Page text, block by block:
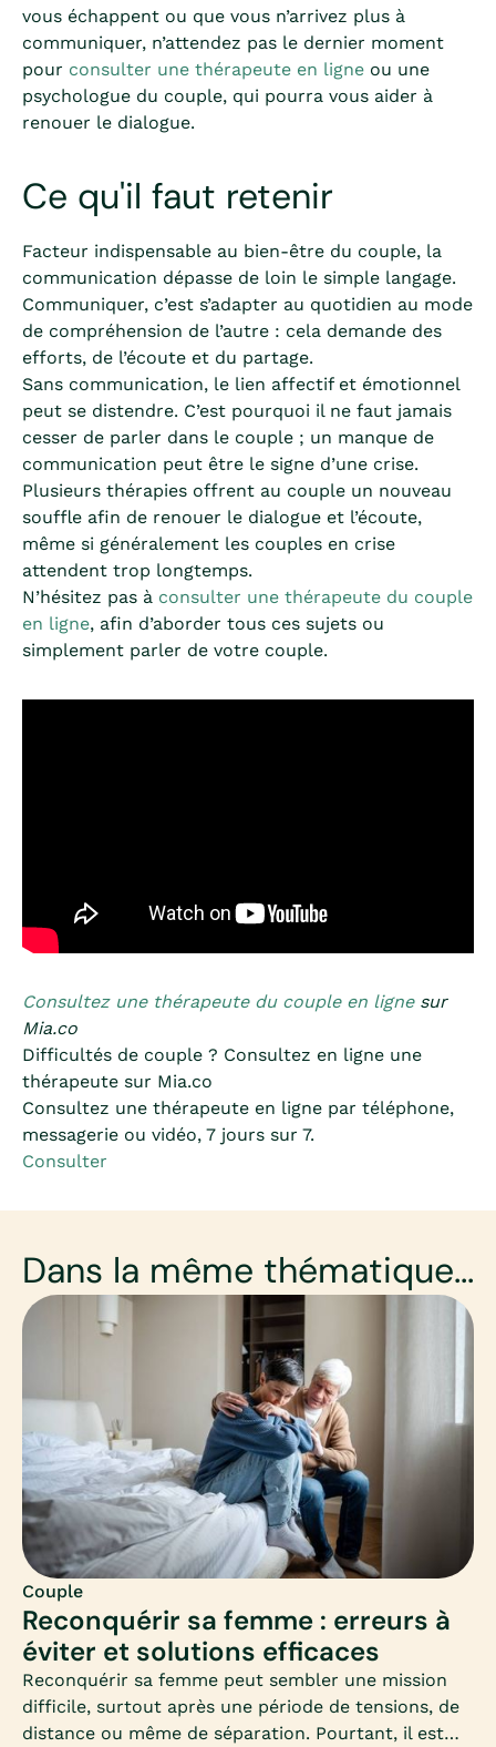
vous échappent ou que vous n’arrivez plus à
communiquer, n’attendez pas le dernier moment
pour consulter une thérapeute en ligne ou une
psychologue du couple, qui pourra vous aider à
renouer le dialogue.
Ce qu'il faut retenir
Facteur indispensable au bien-être du couple, la
communication dépasse de loin le simple langage.
Communiquer, c’est s’adapter au quotidien au mode
de compréhension de l’autre : cela demande des
efforts, de l’écoute et du partage.
Sans communication, le lien affectif et émotionnel
peut se distendre. C’est pourquoi il ne faut jamais
cesser de parler dans le couple ; un manque de
communication peut être le signe d’une crise.
Plusieurs thérapies offrent au couple un nouveau
souffle afin de renouer le dialogue et l’écoute,
même si généralement les couples en crise
attendent trop longtemps.
N’hésitez pas à consulter une thérapeute du couple
en ligne, afin d’aborder tous ces sujets ou
simplement parler de votre couple.
Consultez une thérapeute du couple en lignesur
Mia.co
Difficultés de couple ? Consultez en ligne une
thérapeute sur Mia.co
Consultez une thérapeute en ligne par téléphone,
messagerie ou vidéo, 7 jours sur 7.
Consulter
Dans la même thématique...
Couple
Reconquérir sa femme : erreurs à
éviter et solutions efficaces
Reconquérir sa femme peut sembler une mission
difficile, surtout après une période de tensions, de
distance ou même de séparation. Pourtant, il est